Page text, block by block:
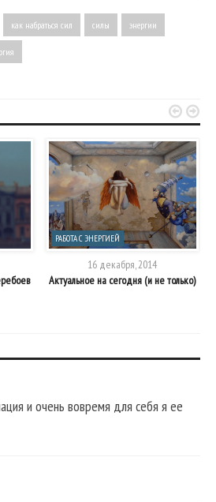
как набраться сил силы энергии
РАБОТА С ЭНЕРГИЕЙ
16 декабря, 2014
Актуальное на сегодня (и не только)
 
и очень вовремя для себя я ее